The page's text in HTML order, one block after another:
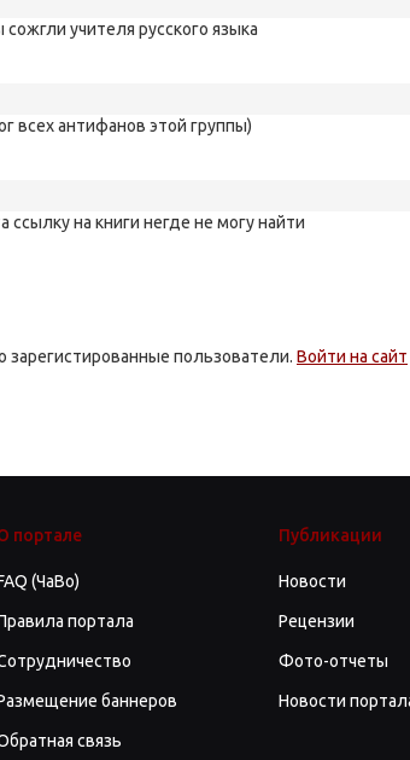
сожгли учителя русского языка
всех антифанов этой группы)
ссылку на книги негде не могу найти
пользователи. Войти на сайт
портале
(ЧаВо)
портала
баннеров
связь
Публикации
Новости
Рецензии
Фото-отчеты
Новости